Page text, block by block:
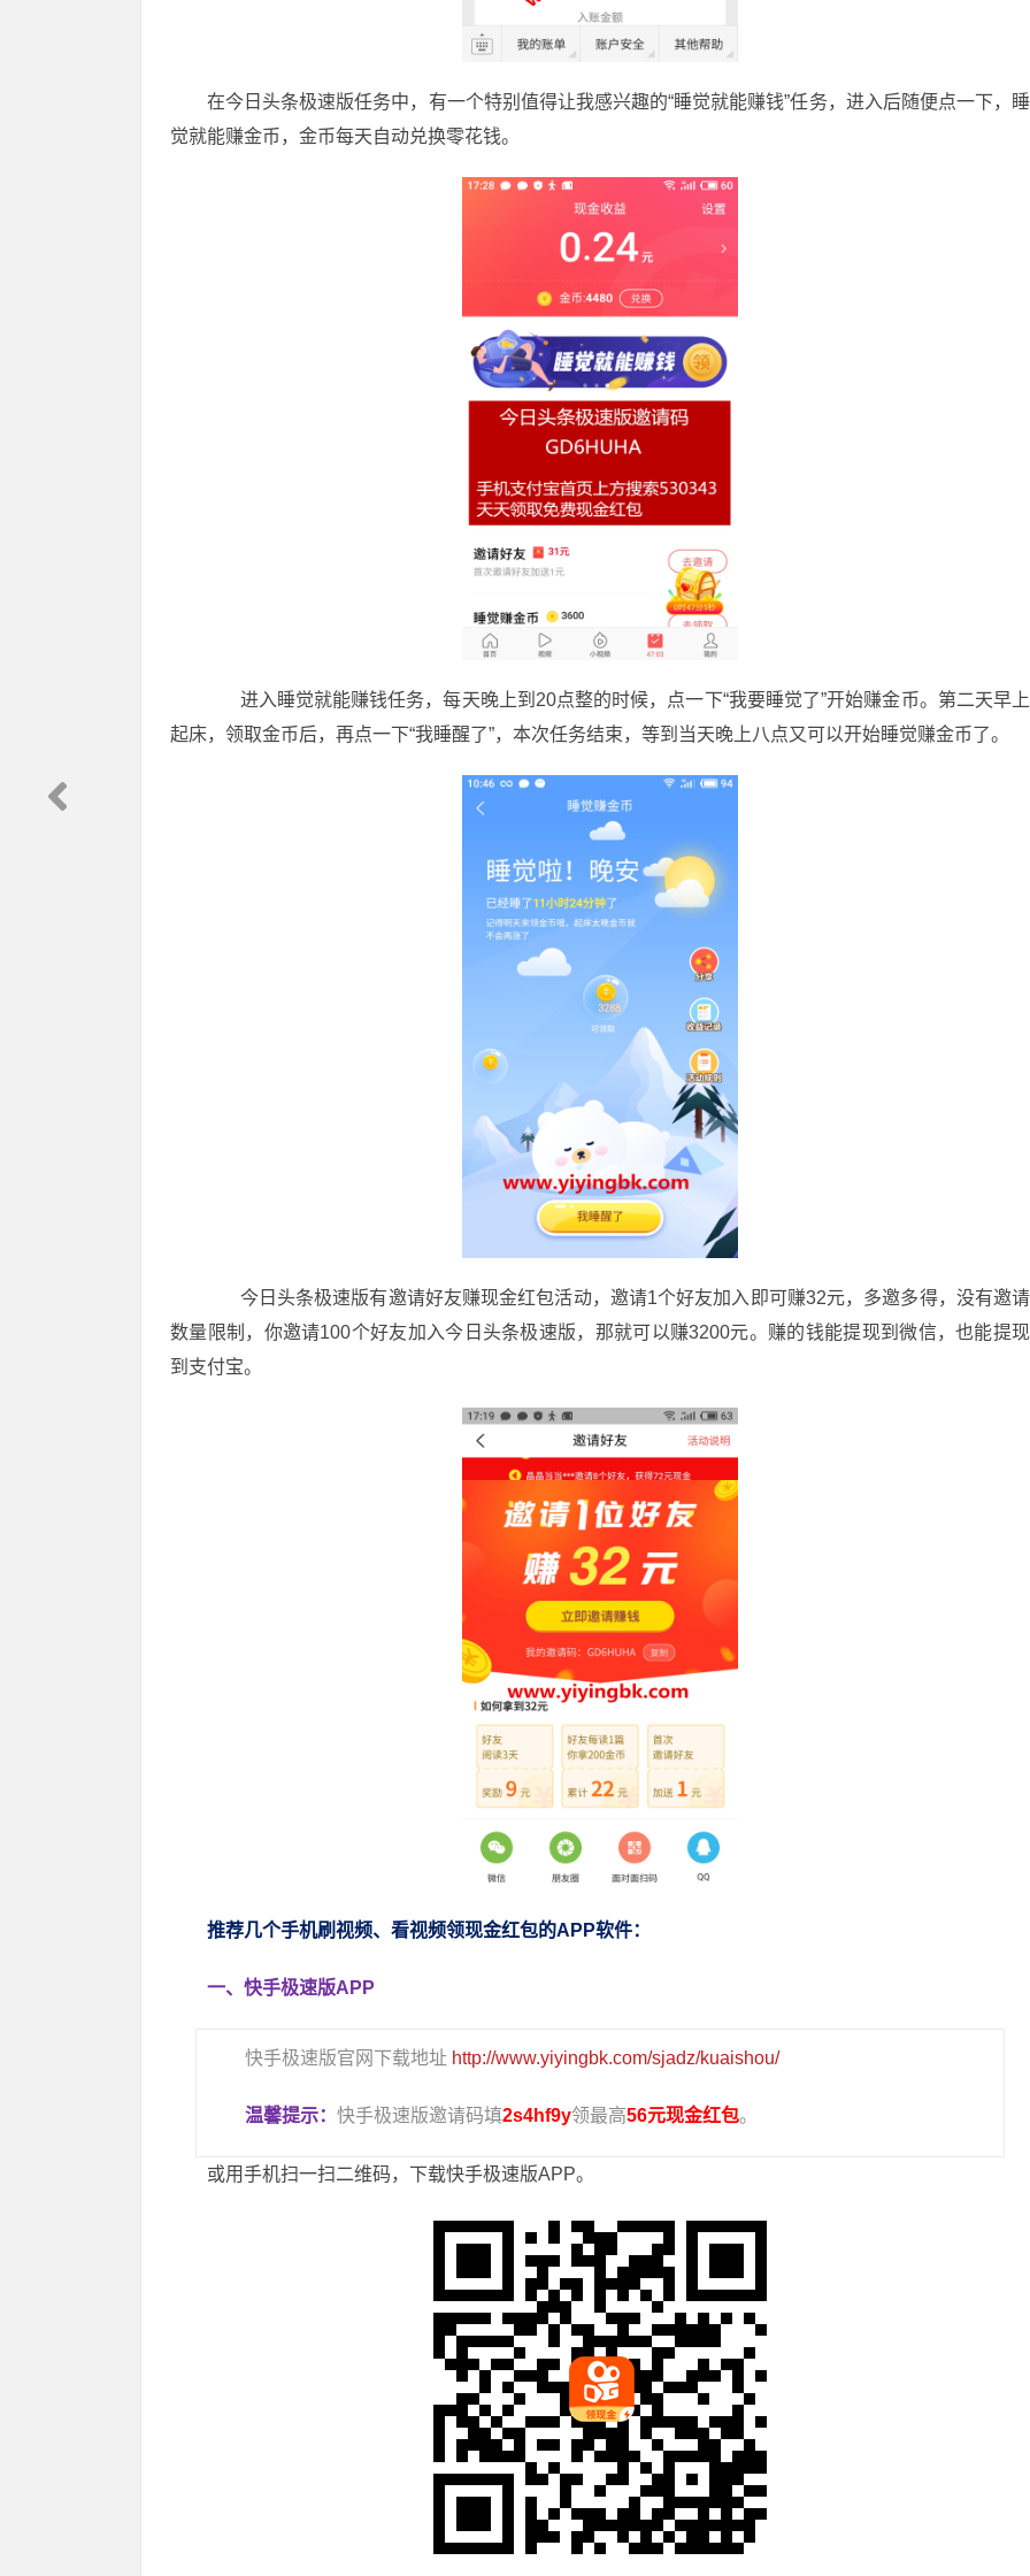
在今日头条极速版任务中，有一个特别值得让我感兴趣的“睡觉就能赚钱”任务，进入后随便点一下，睡
觉就能赚金币，金币每天自动兑换零花钱。
进入睡觉就能赚钱任务，每天晚上到20点整的时候，点一下“我要睡觉了”开始赚金币。第二天早上
起床，领取金币后，再点一下“我睡醒了”，本次任务结束，等到当天晚上八点又可以开始睡觉赚金币了。
今日头条极速版有邀请好友赚现金红包活动，邀请1个好友加入即可赚32元，多邀多得，没有邀请
数量限制，你邀请100个好友加入今日头条极速版，那就可以赚3200元。赚的钱能提现到微信，也能提现
到支付宝。
推荐几个手机刷视频、看视频领现金红包的APP软件：
一、快手极速版APP
快手极速版官网下载地址 http://www.yiyingbk.com/sjadz/kuaishou/
温馨提示：快手极速版邀请码填2s4hf9y领最高56元现金红包。
或用手机扫一扫二维码，下载快手极速版APP。